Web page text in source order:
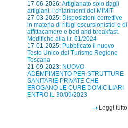
17-06-2026:Artigianato solo dagli
artigiani: i chiarimenti del MIMIT
27-03-2025: Disposizioni correttive
in materia di rifugi escursionistici e di
affittacamere e bed and breakfast.
Modifiche alla l.r. 61/2024
17-01-2025: Pubblicato il nuovo
Testo Unico del Turismo Regione
Toscana
21-09-2023: NUOVO
ADEMPIMENTO PER STRUTTURE
SANITARIE PRIVATE CHE
EROGANO LE CURE DOMICILIARI
ENTRO IL 30/09/2023
Leggi tutto